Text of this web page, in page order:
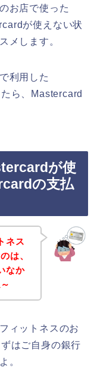
お店で使った
が使えない状
メします。
利用した
ら、Mastercard
が使
の支払
ネス
は、
なか
ィットネスのお
はご自身の銀行
。